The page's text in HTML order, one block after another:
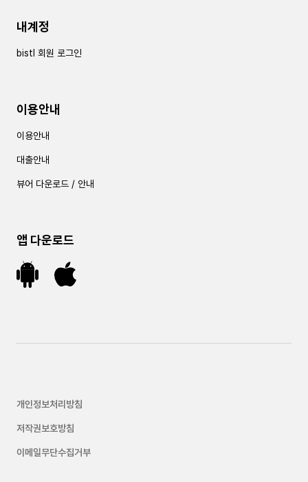
내계정
bistl 회원 로그인
이용안내
이용안내
대출안내
뷰어 다운로드 / 안내
앱 다운로드
개인정보처리방침
저작권보호방침
이메일무단수집거부